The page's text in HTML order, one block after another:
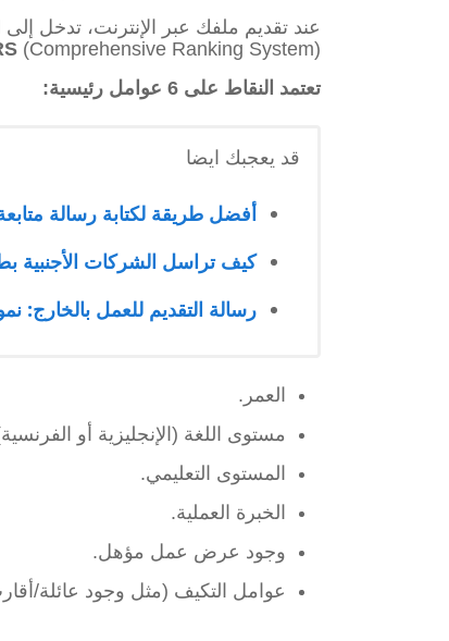
عند تقديم ملفك عبر الإنترنت، تدخل إلى
(Comprehensive Ranking System).
تعتمد النقاط على 6 عوامل رئيسية:
قد يعجبك ايضا
أفضل طريقة لكتابة رسالة
كيف تراسل الشركات الأجنبية
رسالة التقديم للعمل
العمر.
مستوى اللغة (الإنجليزية أو
المستوى التعليمي.
الخبرة العملية.
وجود عرض عمل مؤهل.
عوامل التكيف (مثل وجود عائلة/